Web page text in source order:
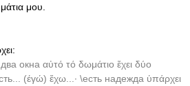
μου.
окна αὐτό τό δωμάτιο ἔχει δύο
(έγώ) ἔχω...· \есть надежда ὑπάρχει